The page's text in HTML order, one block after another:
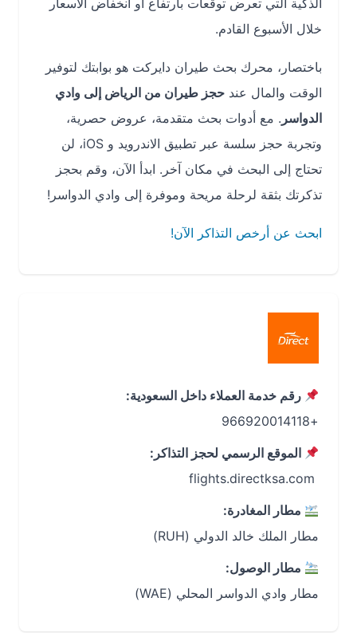
الذكية التي تعرض توقعات بارتفاع أو انخفاض الأسعار
خلال الأسبوع القادم.
باختصار، محرك بحث طيران دايركت هو بوابتك لتوفير
الوقت والمال عند حجز طيران من الرياض إلى وادي
الدواسر. مع أدوات بحث متقدمة، عروض حصرية،
وتجربة حجز سلسة عبر تطبيق الاندرويد و iOS، لن
تحتاج إلى البحث في مكان آخر. ابدأ الآن، وقم بحجز
تذكرتك بثقة لرحلة مريحة وموفرة إلى وادي الدواسر!
ابحث عن أرخص التذاكر الآن!
رقم خدمة العملاء داخل السعودية:
الموقع الرسمي لحجز التذاكر:
مطار المغادرة:
مطار الملك خالد الدولي (RUH)
مطار الوصول:
مطار وادي الدواسر المحلي (WAE)